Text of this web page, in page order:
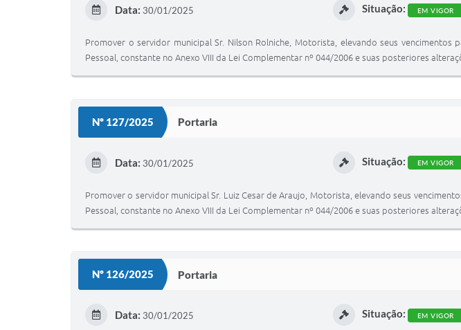
Data: 30/01/2025 Situação: EM VIGOR
Promover o servidor municipal Sr. Nilson Rolniche, Motorista, elevando seus
Pessoal, constante no Anexo VIII da Lei Complementar nº 044/2006 e suas posteriores
Nº 127/2025 Portaria
Data: 30/01/2025 Situação: EM VIGOR
Promover o servidor municipal Sr. Luiz Cesar de Araujo, Motorista, elevando seus
Pessoal, constante no Anexo VIII da Lei Complementar nº 044/2006 e suas posteriores
Nº 126/2025 Portaria
Data: 30/01/2025 Situação: EM VIGOR